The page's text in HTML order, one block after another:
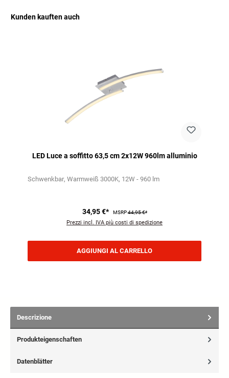
Kunden kauften auch
LED Luce a soffitto 63,5 cm 2x12W 960lm alluminio
Schwenkbar Warmweiß 3000K 12W - 960 lm
34,95 €* MSRP44,95 €*
Prezzi incl. IVA più costi di spedizione
AGGIUNGI AL CARRELLO
Descrizione
Produkteigenschaften
Datenblätter